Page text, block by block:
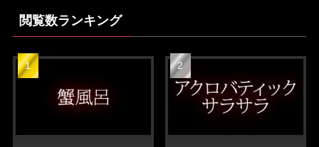
閲覧数ランキング